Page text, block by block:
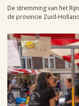
De stremming van het
de provincie Zuid-